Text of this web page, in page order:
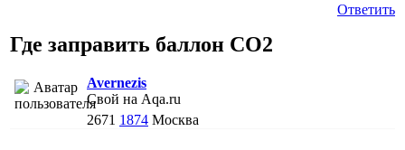
Ответить
Где заправить баллон СО2
Avernezis
Свой на Aqa.ru
2671 1874 Москва